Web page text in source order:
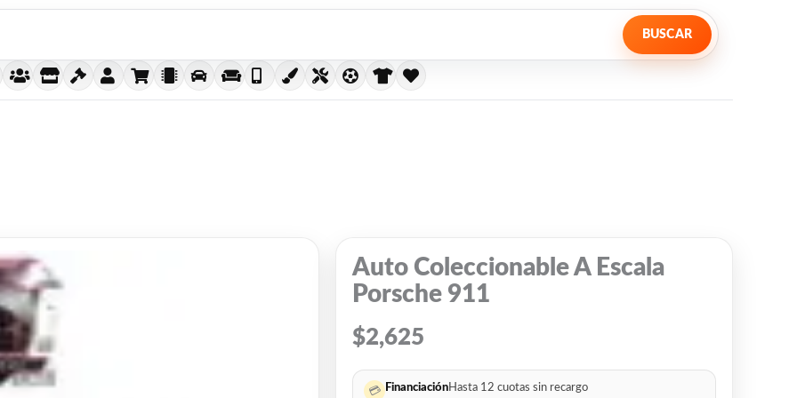
BUSCAR
Auto Coleccionable A Escala
Porsche 911
$2,625
💳 FinanciaciónHasta 12 cuotas sin recargo